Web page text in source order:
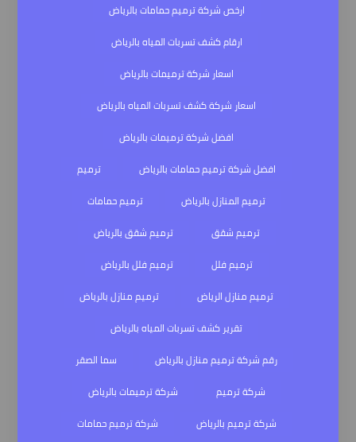
ارخص شركة ترميم حمامات بالرياض
ارقام كشف تسربات المياه بالرياض
اسعار شركة ترميمات بالرياض
اسعار شركة كشف تسربات المياه بالرياض
افضل شركة ترميمات بالرياض
افضل شركة ترميم حمامات بالرياض
ترميم
ترميم المنازل بالرياض
ترميم حمامات
ترميم شقق
ترميم شقق بالرياض
ترميم فلل
ترميم فلل بالرياض
ترميم منازل الرياض
ترميم منازل بالرياض
تقرير كشف تسربات المياه بالرياض
رقم شركة ترميم منازل بالرياض
سما الصقر
شركة ترميم
شركة ترميمات بالرياض
شركة ترميم بالرياض
شركة ترميم حمامات